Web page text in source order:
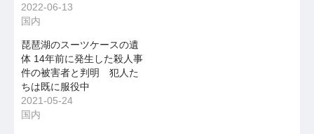
2022-06-13
国内
琵琶湖のスーツケースの遺
体 14年前に発生した殺人事
件の被害者と判明 犯人た
ちは既に服役中
2021-05-24
国内